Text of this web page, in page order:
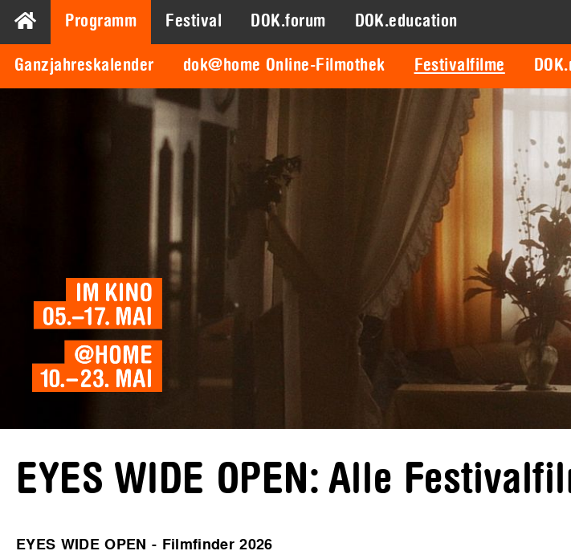
Programm
Ganzjahreskalender dok@home Online-Filmothek Festivalfilme
Festival DOK.forum DOK.education
EYES WIDE OPEN: Alle
EYES WIDE OPEN - Filmfinder 2026